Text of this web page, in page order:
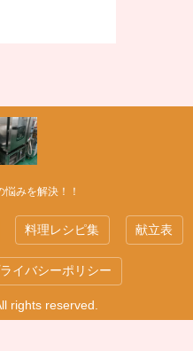
みを解決！！
料理レシピ集 献立表
イバシーポリシー
rights reserved.